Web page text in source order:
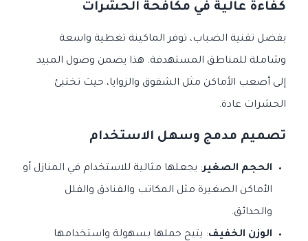
كفاءة عالية في مكافحة الحشرات
بفضل تقنية الضباب، توفر الماكينة تغطية واسعة
وشاملة للمناطق المستهدفة. هذا يضمن وصول المبيد
إلى أصعب الأماكن مثل الشقوق والزوايا، حيث تختبئ
الحشرات عادة.
تصميم مدمج وسهل الاستخدام
الحجم الصغير: يجعلها مثالية للاستخدام في المنازل أو
الأماكن الصغيرة مثل المكاتب والفنادق والفلل
والحدائق.
الوزن الخفيف: يتيح حملها بسهولة واستخدامها